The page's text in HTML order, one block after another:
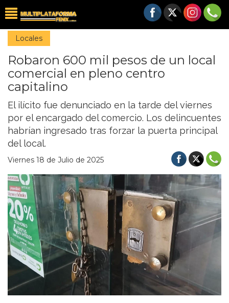
Locales
Robaron 600 mil pesos de un local
comercial en pleno centro
capitalino
El ilícito fue denunciado en la tarde del viernes
por el encargado del comercio. Los delincuentes
habrían ingresado tras forzar la puerta principal
del local.
Viernes 18 de Julio de 2025